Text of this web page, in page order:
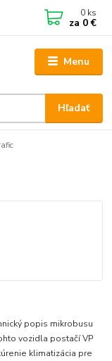
Menu
Hľadať
0 ks
za 0 €
popis mikrobusu
vozidla postačí VP
klimatizácia pre